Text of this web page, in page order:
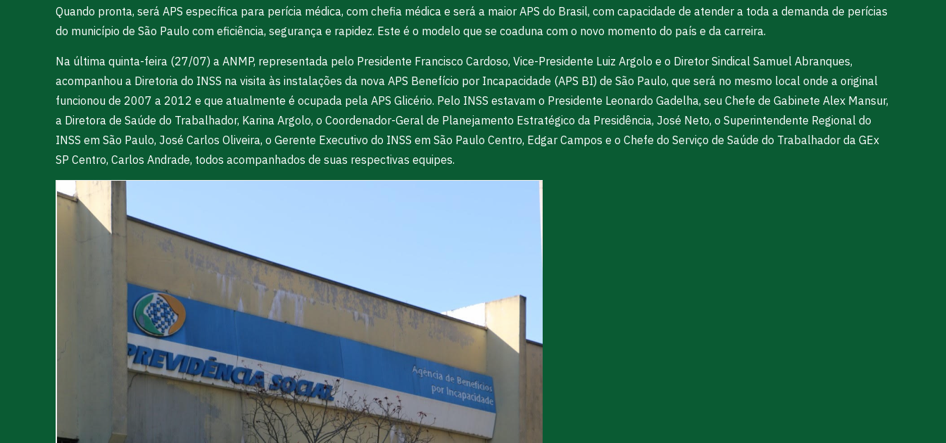
Quando pronta, será APS específica para perícia médica, com chefia médica e será a maior APS do Brasil, com capacidade de atender a toda a demanda de perícias
do município de São Paulo com eficiência, segurança e rapidez. Este é o modelo que se coaduna com o novo momento do país e da carreira.
Na última quinta-feira (27/07) a ANMP, representada pelo Presidente Francisco Cardoso, Vice-Presidente Luiz Argolo e o Diretor Sindical Samuel Abranques,
acompanhou a Diretoria do INSS na visita às instalações da nova APS Benefício por Incapacidade (APS BI) de São Paulo, que será no mesmo local onde a original
funcionou de 2007 a 2012 e que atualmente é ocupada pela APS Glicério. Pelo INSS estavam o Presidente Leonardo Gadelha, seu Chefe de Gabinete Alex Mansur,
a Diretora de Saúde do Trabalhador, Karina Argolo, o Coordenador-Geral de Planejamento Estratégico da Presidência, José Neto, o Superintendente Regional do
INSS em São Paulo, José Carlos Oliveira, o Gerente Executivo do INSS em São Paulo Centro, Edgar Campos e o Chefe do Serviço de Saúde do Trabalhador da GEx
SP Centro, Carlos Andrade, todos acompanhados de suas respectivas equipes.